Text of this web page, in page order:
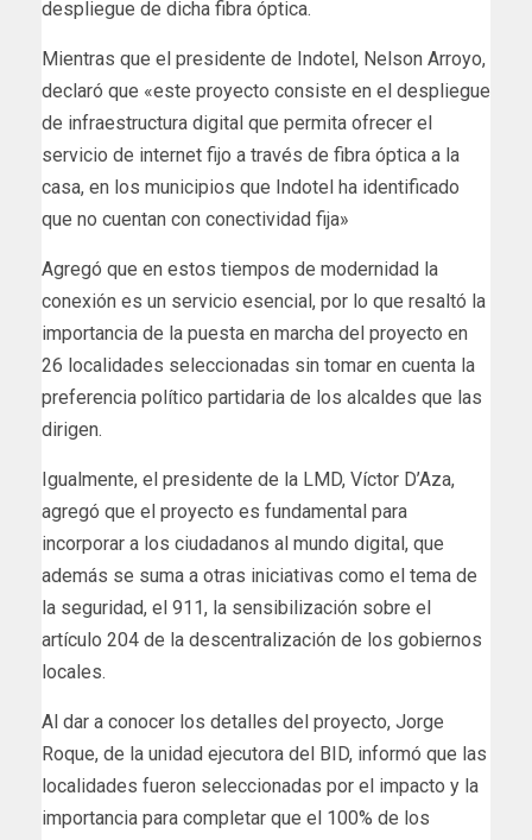
despliegue de dicha fibra óptica.
Mientras que el presidente de Indotel, Nelson Arroyo,
declaró que «este proyecto consiste en el despliegue
de infraestructura digital que permita ofrecer el
servicio de internet fijo a través de fibra óptica a la
casa, en los municipios que Indotel ha identificado
que no cuentan con conectividad fija»
Agregó que en estos tiempos de modernidad la
conexión es un servicio esencial, por lo que resaltó la
importancia de la puesta en marcha del proyecto en
26 localidades seleccionadas sin tomar en cuenta la
preferencia político partidaria de los alcaldes que las
dirigen.
Igualmente, el presidente de la LMD, Víctor D’Aza,
agregó que el proyecto es fundamental para
incorporar a los ciudadanos al mundo digital, que
además se suma a otras iniciativas como el tema de
la seguridad, el 911, la sensibilización sobre el
artículo 204 de la descentralización de los gobiernos
locales.
Al dar a conocer los detalles del proyecto, Jorge
Roque, de la unidad ejecutora del BID, informó que las
localidades fueron seleccionadas por el impacto y la
importancia para completar que el 100% de los